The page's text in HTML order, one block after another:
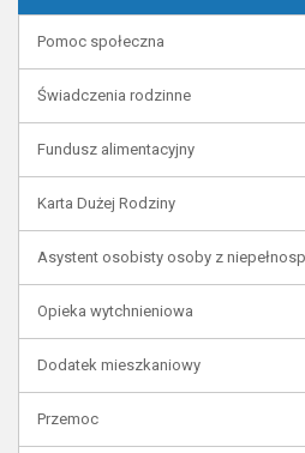
Pomoc społeczna
Świadczenia rodzinne
Fundusz alimentacyjny
Karta Dużej Rodziny
Asystent osobisty osoby z
Opieka wytchnieniowa
Dodatek mieszkaniowy
Przemoc